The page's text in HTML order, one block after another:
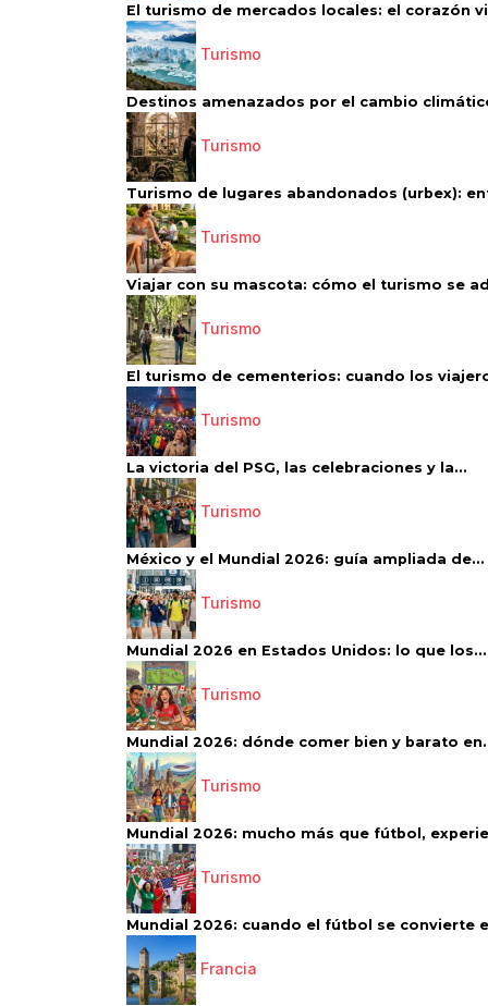
El turismo de mercados locales: el corazón
Turismo
Destinos amenazados por el cambio
Turismo
Turismo de lugares abandonados (urbex):
Turismo
Viajar con su mascota: cómo el turismo se
Turismo
El turismo de cementerios: cuando los
Turismo
La victoria del PSG, las celebraciones y la...
Turismo
México y el Mundial 2026: guía ampliada de...
Turismo
Mundial 2026 en Estados Unidos: lo que los...
Turismo
Mundial 2026: dónde comer bien y barato
Turismo
Mundial 2026: mucho más que fútbol,
Turismo
Mundial 2026: cuando el fútbol se convierte
Francia